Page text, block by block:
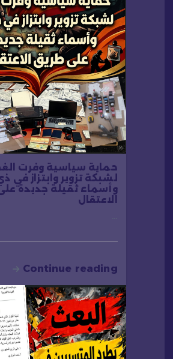
حماية سياسية وفرت
لشبكة تزوير وابتزاز في
وأسماء ثقيلة جديدة
الاعتقال
Continue reading